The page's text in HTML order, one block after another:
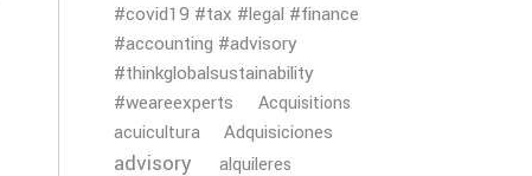
#covid19 #tax #legal #finance
#accounting #advisory
#thinkglobalsustainability
#weareexperts
Acquisitions
acuicultura
Adquisiciones
advisory alquileres